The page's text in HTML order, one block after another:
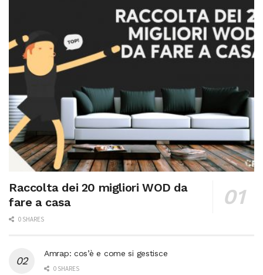
Raccolta dei 20 migliori WOD da
fare a casa
0 SHARES
Amrap: cos’è e come si gestisce
0 SHARES